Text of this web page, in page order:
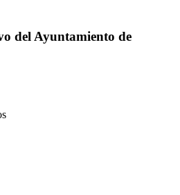
del Ayuntamiento de